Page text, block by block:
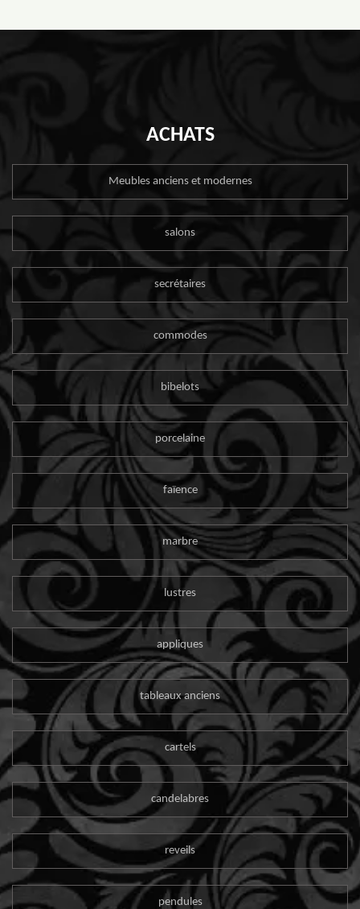
ACHATS
Meubles anciens et modernes
salons
secrétaires
commodes
bibelots
porcelaine
faïence
marbre
lustres
appliques
tableaux anciens
cartels
candelabres
reveils
pendules